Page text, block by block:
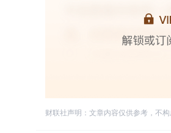
财联社声明：文章内容仅供参考，不